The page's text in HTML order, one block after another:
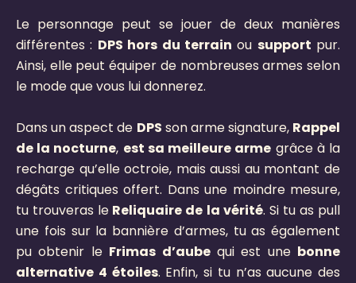
Le personnage peut se jouer de deux manières
différentes : DPS hors du terrain ou support pur.
Ainsi, elle peut équiper de nombreuses armes selon
le mode que vous lui donnerez.
Dans un aspect de DPS son arme signature, Rappel
de la nocturne, est sa meilleure arme grâce à la
recharge qu’elle octroie, mais aussi au montant de
dégâts critiques offert. Dans une moindre mesure,
tu trouveras le Reliquaire de la vérité. Si tu as pull
une fois sur la bannière d’armes, tu as également
pu obtenir le Frimas d’aubequi est une bonne
alternative 4 étoiles. Enfin, si tu n’as aucune des